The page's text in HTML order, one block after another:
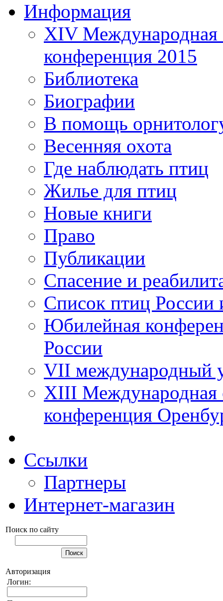
Информация
XIV Международная
конференция 2015
Библиотека
Биографии
В помощь
Весенняя охота
Где наблюдать птиц
Жилье для птиц
Новые книги
Право
Публикации
Спасение и
Список птиц России
Юбилейная
России
VII международный
XIII Международная
конференция
Ссылки
Партнеры
Интернет-магазин
Поиск по сайту
Авторизация
Логин: